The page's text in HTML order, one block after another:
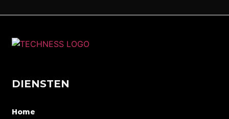
DIENSTEN
Home